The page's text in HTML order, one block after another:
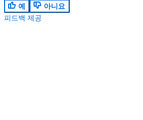
예
아니요
피드백 제공